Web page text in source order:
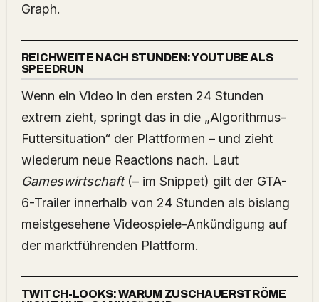
Graph.
REICHWEITE NACH STUNDEN: YOUTUBE ALS
SPEEDRUN
Wenn ein Video in den ersten 24 Stunden
extrem zieht, springt das in die „Algorithmus-
Futtersituation“ der Plattformen – und zieht
wiederum neue Reactions nach. Laut
Gameswirtschaft(– im Snippet) gilt der GTA-
6-Trailer innerhalb von 24 Stunden als bislang
meistgesehene Videospiele-Ankündigung auf
der marktführenden Plattform.
TWITCH-LOOKS: WARUM ZUSCHAUERSTRÖME